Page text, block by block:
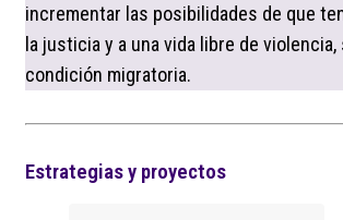
incrementar las posibilidades de que
la justicia y a una vida libre de
condición migratoria.
Estrategias y proyectos